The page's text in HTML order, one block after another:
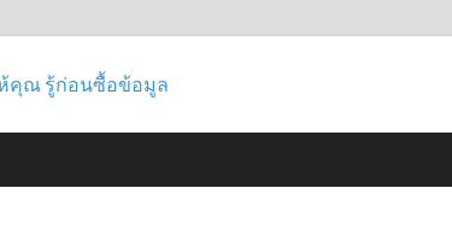
ซื้อที่ไหนดี เป
ไหนดี รีวิวทุ
สินค้า สินค้าไอที ความงาม กีฬา แล